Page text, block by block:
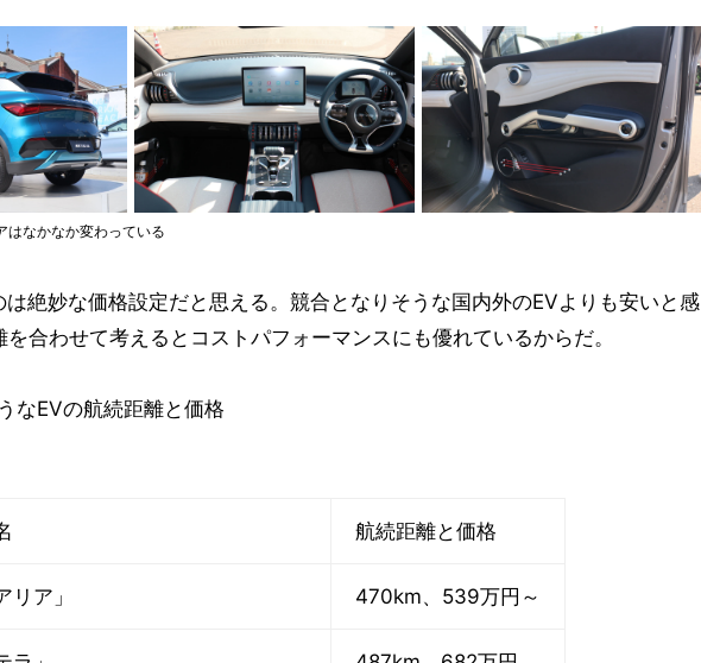
はなかなか変わっている
絶妙な価格設定だと思える。競合となりそうな国内外のEVよりも安いと感
を合わせて考えるとコストパフォーマンスにも優れているからだ。
なEVの航続距離と価格
航続距離と価格
リア」 470km、539万円～